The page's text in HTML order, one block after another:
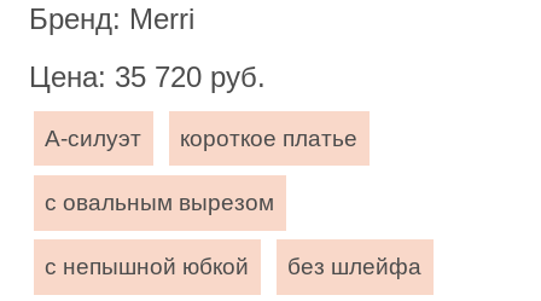
Бренд: Merri
Цена: 35 720 руб.
А-силуэт короткое платье
с овальным вырезом
с непышной юбкой без шлейфа